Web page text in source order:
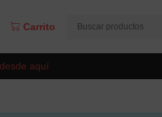
Carrito
aquí